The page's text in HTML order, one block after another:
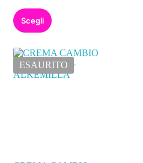
Scegli
ESAURITO